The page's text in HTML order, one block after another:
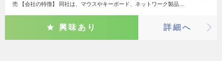
売 【会社の特徴】 同社は、マウスやキーボード、ネットワーク製品…
興味あり 詳細へ